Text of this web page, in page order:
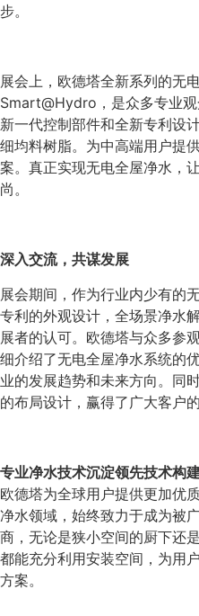
步。
展会上，欧德塔全新系列的无
Smart@Hydro，是众多专业
新一代控制部件和全新专利设
细均料树脂。为中高端用户提
案。真正实现无电全屋净水，
尚。
深入交流，共谋发展
展会期间，作为行业内少有的
专利的外观设计，全场景净水
展者的认可。欧德塔与众多参
细介绍了无电全屋净水系统的
业的发展趋势和未来方向。同
的布局设计，赢得了广大客户的
专业净水技术沉淀领先技术构
欧德塔为全球用户提供更加优
净水领域，始终致力于成为被
商，无论是狭小空间的厨下还
都能充分利用安装空间，为用
方案。